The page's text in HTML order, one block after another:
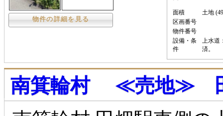
物件の詳細を見る
面積
土地
区画番号
物件番号
設備・条
件
上水道
済。
南箕輪村 ≪売地≫